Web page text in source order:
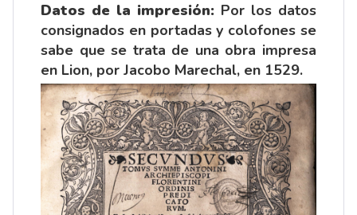
Datos de la impresión: Por los datos
consignados en portadas y colofones se
sabe que se trata de una obra impresa
en Lion, por Jacobo Marechal, en 1529.